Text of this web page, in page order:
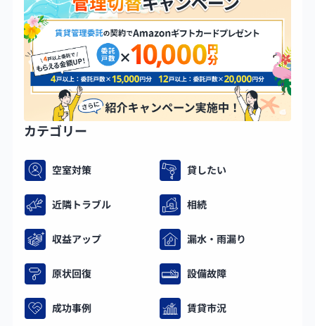
カテゴリー
空室対策 貸したい
近隣トラブル 相続
収益アップ 漏水・雨漏り
原状回復 設備故障
成功事例 賃貸市況